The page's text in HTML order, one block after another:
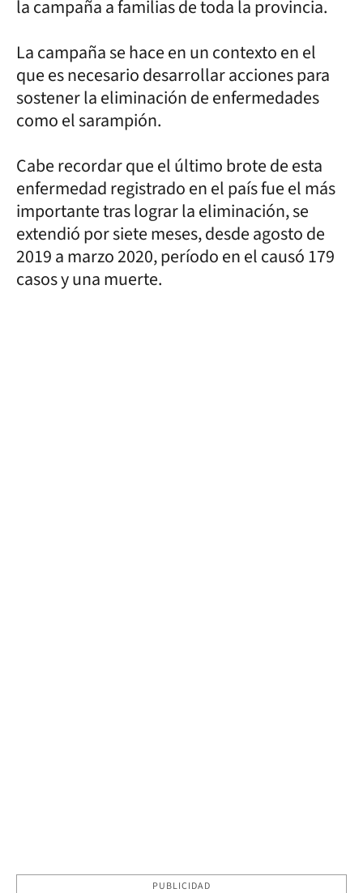
la campaña a familias de toda la provincia.
La campaña se hace en un contexto en el
que es necesario desarrollar acciones para
sostener la eliminación de enfermedades
como el sarampión.
Cabe recordar que el último brote de esta
enfermedad registrado en el país fue el más
importante tras lograr la eliminación, se
extendió por siete meses, desde agosto de
2019 a marzo 2020, período en el causó 179
casos y una muerte.
PUBLICIDAD